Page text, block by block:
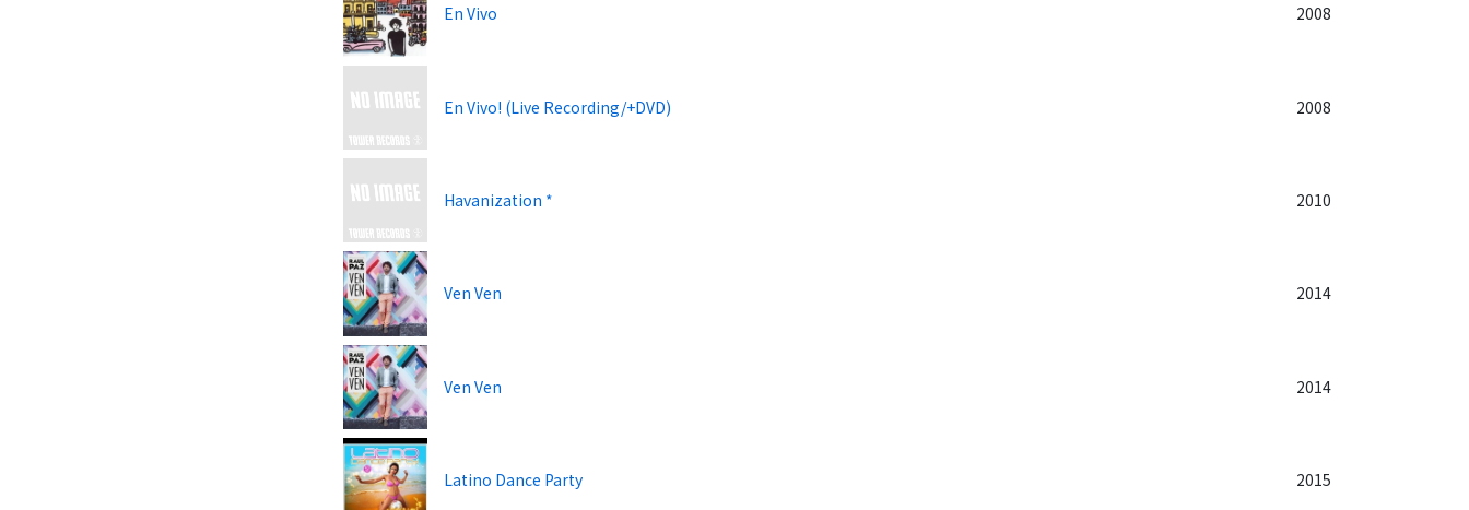
En Vivo 2008
En Vivo! (Live Recording/+DVD) 2008
Havanization * 2010
Ven Ven 2014
Ven Ven 2014
Latino Dance Party 2015